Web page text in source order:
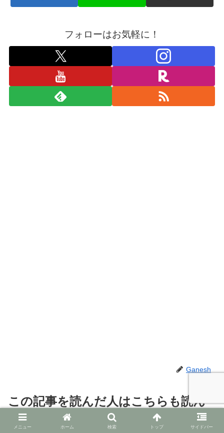
フォローはお気軽に！
Ganesh
この記事を読んだ人はこちらも読ん
でいます
メニュー ホーム 検索 トップ サイドバー